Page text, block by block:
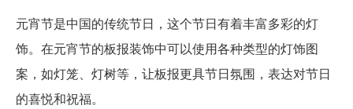
元宵节是中国的传统节日，这个节日有着丰富多彩的灯
饰。在元宵节的板报装饰中可以使用各种类型的灯饰图
案，如灯笼、灯树等，让板报更具节日氛围，表达对节日
的喜悦和祝福。